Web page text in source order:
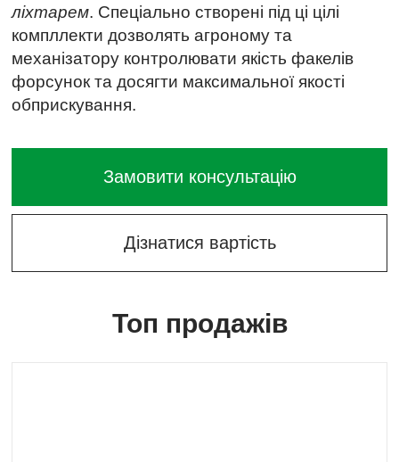
ліхтарем. Спеціально створені під ці цілі
компллекти дозволять агроному та
механізатору контролювати якість факелів
форсунок та досягти максимальної якості
обприскування.
Замовити консультацію
Дізнатися вартість
Топ продажів